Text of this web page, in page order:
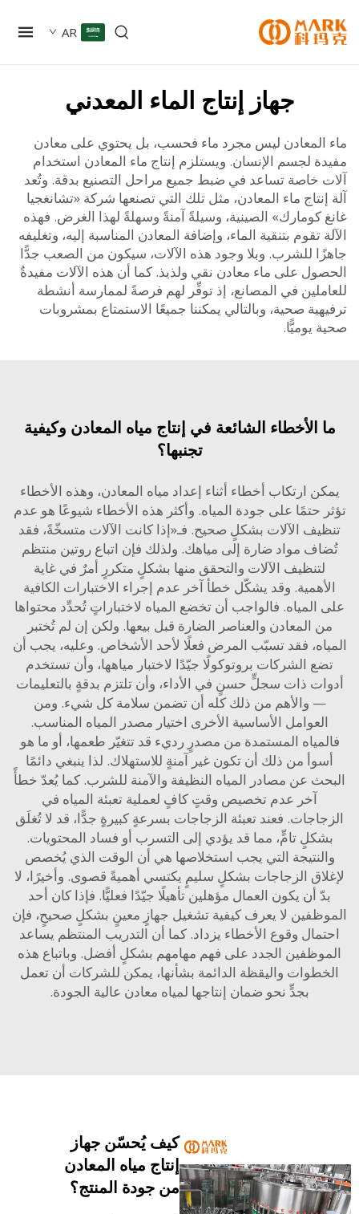
AR
جهاز إنتاج الماء المعدني
ليس مجرد ماء فحسب، بل يحتوي على معادن
لجسم الإنسان. ويستلزم إنتاج ماء المعادن استخدام
خاصة تساعد في ضبط جميع مراحل التصنيع بدقة. وتُعد
ماء المعادن، مثل تلك التي تصنعها شركة «تشانغجيا
كومارك» الصينية، وسيلةً آمنةً وسهلةً لهذا الغرض. فهذه
تقوم بتنقية الماء، وإضافة المعادن المناسبة إليه، وتغليفه
للشرب. وبلا وجود هذه الآلات، سيكون من الصعب جدًّا
على ماء معادن نقي ولذيذ. كما أن هذه الآلات مفيدةٌ
في المصانع، إذ توفِّر لهم فرصةً لممارسة أنشطة
صحية، وبالتالي يمكننا جميعًا الاستمتاع بمشروبات
يوميًّا.
الأخطاء الشائعة في إنتاج مياه المعادن وكيفية
تجنبها؟
ارتكاب أخطاء أثناء إعداد مياه المعادن، وهذه الأخطاء
حتمًا على جودة المياه. وأكثر هذه الأخطاء شيوعًا هو عدم
الآلات بشكلٍ صحيح. فـ«إذا كانت الآلات متسخّةً، فقد
مواد ضارة إلى مياهك. ولذلك فإن اتباع روتين منتظم
الآلات والتحقق منها بشكلٍ متكررٍ أمرٌ في غاية
وقد يشكّل خطأ آخر عدم إجراء الاختبارات الكافية
فالواجب أن تخضع المياه لاختباراتٍ تُحدِّد محتواها
المعادن والعناصر الضارة قبل بيعها. ولكن إن لم تُختبر
فقد تسبّب المرض فعلًا لأحد الأشخاص. وعليه، يجب أن
الشركات بروتوكولًا جيّدًا لاختبار مياهها، وأن تستخدم
ذات سجلٍّ حسنٍ في الأداء، وأن تلتزم بدقةٍ بالتعليمات
والأهم من ذلك كله أن تضمن سلامة كل شيء. ومن
الأساسية الأخرى اختيار مصدر المياه المناسب.
المستمدة من مصدرٍ رديء قد تتغيّر طعمها، أو ما هو
من ذلك أن تكون غير آمنةٍ للاستهلاك. لذا ينبغي دائمًا
عن مصادر المياه النظيفة والآمنة للشرب. كما يُعدّ خطأً
آخر عدم تخصيص وقتٍ كافٍ لعملية تعبئة المياه في
فعند تعبئة الزجاجات بسرعةٍ كبيرةٍ جدًّا، قد لا تُغلَق
تامٍّ، مما قد يؤدي إلى التسرب أو فساد المحتويات.
التي يجب استخلاصها هي أن الوقت الذي يُخصص
الزجاجات بشكلٍ سليمٍ يكتسي أهميةً قصوى. وأخيرًا، لا
أن يكون العمال مؤهلين تأهيلًا جيّدًا فعليًّا. فإذا كان أحد
لا يعرف كيفية تشغيل جهازٍ معينٍ بشكلٍ صحيحٍ، فإن
وقوع الأخطاء يزداد. كما أن التدريب المنتظم يساعد
الجدد على فهم مهامهم بشكلٍ أفضل. وباتباع هذه
واليقظة الدائمة بشأنها، يمكن للشركات أن تعمل
بجدٍّ نحو ضمان إنتاجها لمياه معادن عالية الجودة.
كيف يُحسّن جهاز
إنتاج مياه المعادن
من جودة المنتج؟